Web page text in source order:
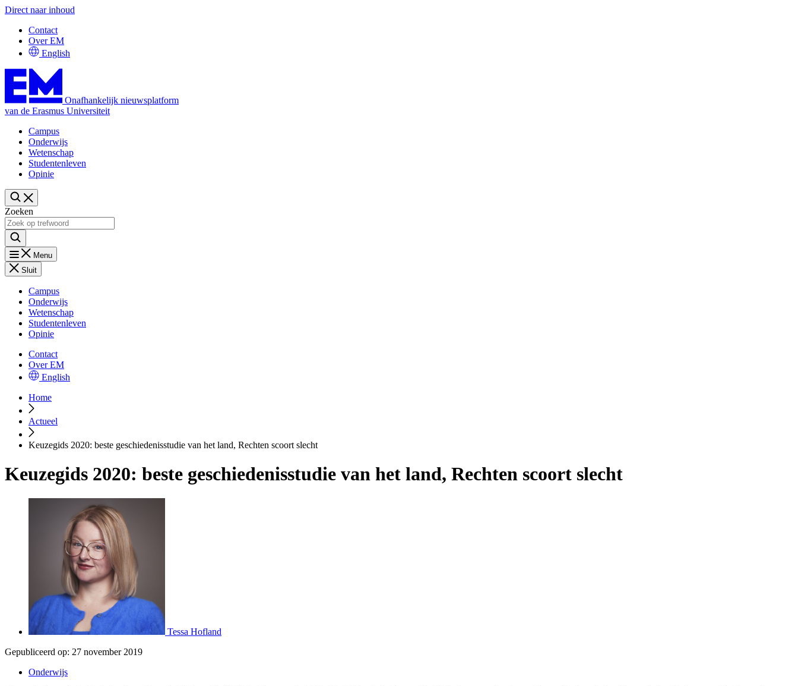
Direct naar inhoud
Contact
Over EM
English
Onafhankelijk nieuwsplatform
van de Erasmus Universiteit
Campus
Onderwijs
Wetenschap
Studentenleven
Opinie
Zoeken
Menu
Sluit
Campus
Onderwijs
Wetenschap
Studentenleven
Opinie
Contact
Over EM
English
Home
Actueel
Keuzegids 2020: beste geschiedenisstudie van het land, Rechten scoort slecht
Keuzegids 2020: beste geschiedenisstudie van het land, Rechten scoort slecht
Tessa Hofland
Gepubliceerd op: 27 november 2019
Onderwijs